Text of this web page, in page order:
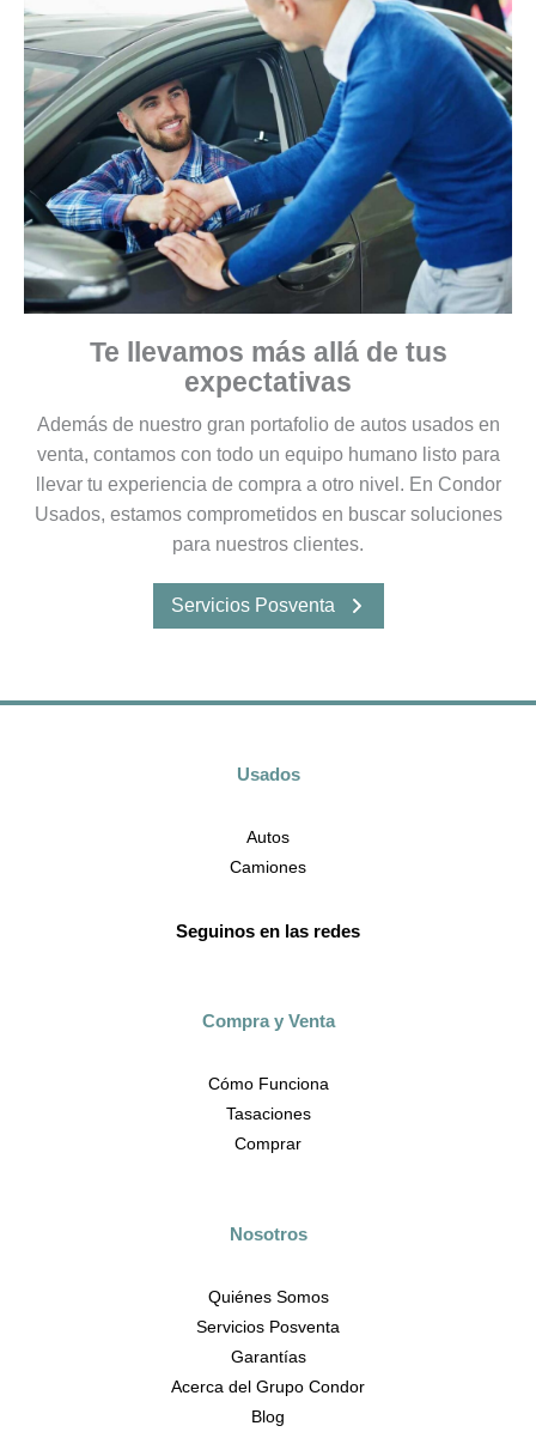
Te llevamos más allá de tus
expectativas
Además de nuestro gran portafolio de autos usados en
venta, contamos con todo un equipo humano listo para
llevar tu experiencia de compra a otro nivel. En Condor
Usados, estamos comprometidos en buscar soluciones
para nuestros clientes.
Servicios Posventa
Usados
Autos
Camiones
Seguinos en las redes
Compra y Venta
Cómo Funciona
Tasaciones
Comprar
Nosotros
Quiénes Somos
Servicios Posventa
Garantías
Acerca del Grupo Condor
Blog